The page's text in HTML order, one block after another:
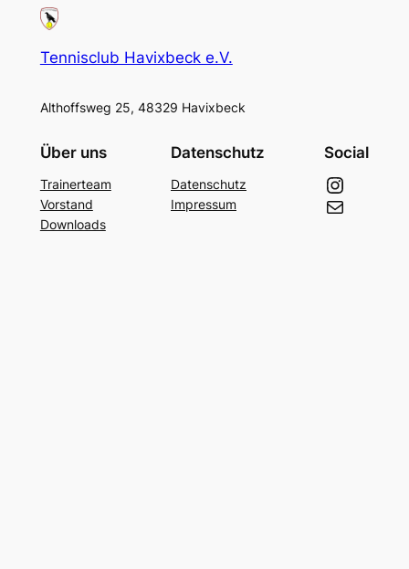
Tennisclub Havixbeck e.V.
Althoffsweg 25, 48329 Havixbeck
Über uns
Trainerteam
Vorstand
Downloads
Datenschutz
Datenschutz
Impressum
Social
Instagram
E-Mail